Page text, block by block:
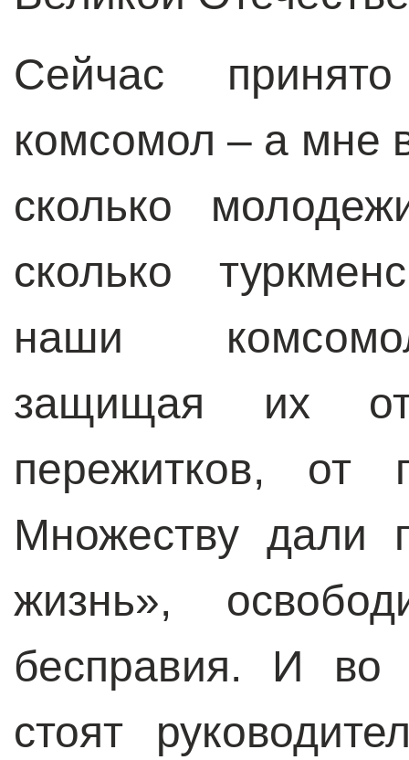
Сейчас
комсомол – а мне
сколько
сколько
наши
защищая их от
пережитков, от
Множеству дали
жизнь»,
бесправия. И во
стоят